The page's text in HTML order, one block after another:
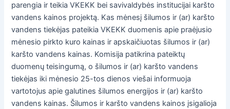
parengia ir teikia VKEKK bei savivaldybės institucijai karšto
vandens kainos projektą. Kas mėnesį šilumos ir (ar) karšto
vandens tiekėjas pateikia VKEKK duomenis apie praėjusio
mėnesio pirkto kuro kainas ir apskaičiuotas šilumos ir (ar)
karšto vandens kainas. Komisija patikrina pateiktų
duomenų teisingumą, o šilumos ir (ar) karšto vandens
tiekėjas iki mėnesio 25-tos dienos viešai informuoja
vartotojus apie galutines šilumos energijos ir (ar) karšto
vandens kainas. Šilumos ir karšto vandens kainos įsigalioja